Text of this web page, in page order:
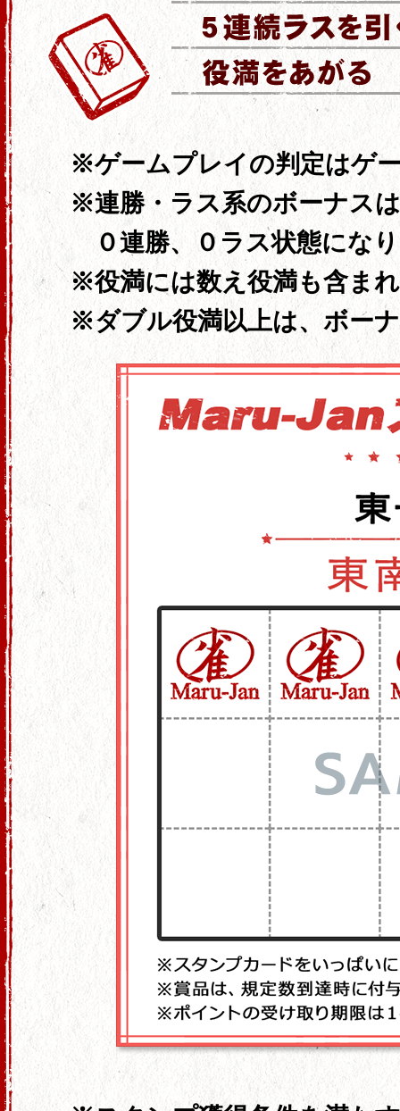
ゲームプレイの判定はゲ
連勝・ラス系のボーナス
０連勝、
０ラス状態にな
役満には数え役満も含ま
ダブル役満以上は、ボー